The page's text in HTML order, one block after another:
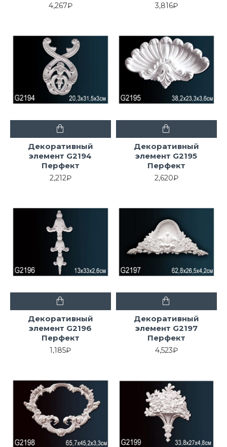
4,267₽ 3,816₽
Декоративный
элемент G2194
Перфект
2,212₽
Декоративный
элемент G2195
Перфект
2,620₽
Декоративный
элемент G2196
Перфект
1,185₽
Декоративный
элемент G2197
Перфект
4,523₽